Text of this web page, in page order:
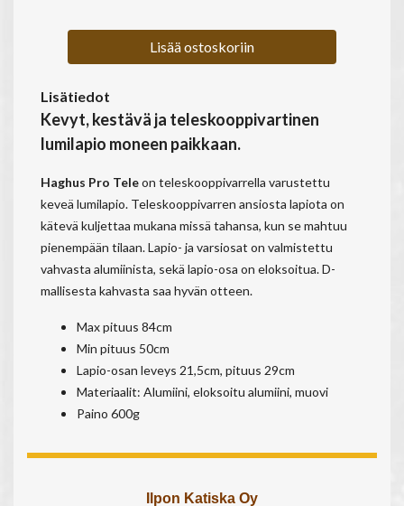
Lisää ostoskoriin
Lisätiedot
Kevyt, kestävä ja teleskooppivartinen
lumilapio moneen paikkaan.
Haghus Pro Teleon teleskooppivarrella varustettu
keveä lumilapio. Teleskooppivarren ansiosta lapiota on
kätevä kuljettaa mukana missä tahansa, kun se mahtuu
pienempään tilaan. Lapio- ja varsiosat on valmistettu
vahvasta alumiinista, sekä lapio-osa on eloksoitua. D-
mallisesta kahvasta saa hyvän otteen.
Max pituus 84cm
Min pituus 50cm
Lapio-osan leveys 21,5cm, pituus 29cm
Materiaalit: Alumiini, eloksoitu alumiini, muovi
Paino 600g
Ilpon Katiska Oy